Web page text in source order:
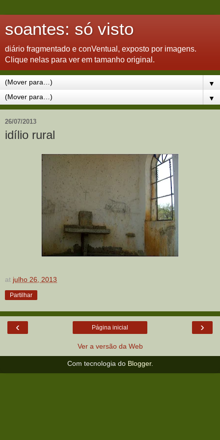
soantes: só visto
diário fragmentado e conVentual, exposto por imagens.
Clique nelas para ver em tamanho original.
▼
▼
26/07/2013
idílio rural
at julho 26, 2013
Partilhar
‹ ›
Página inicial
Ver a versão da Web
Com tecnologia do Blogger.